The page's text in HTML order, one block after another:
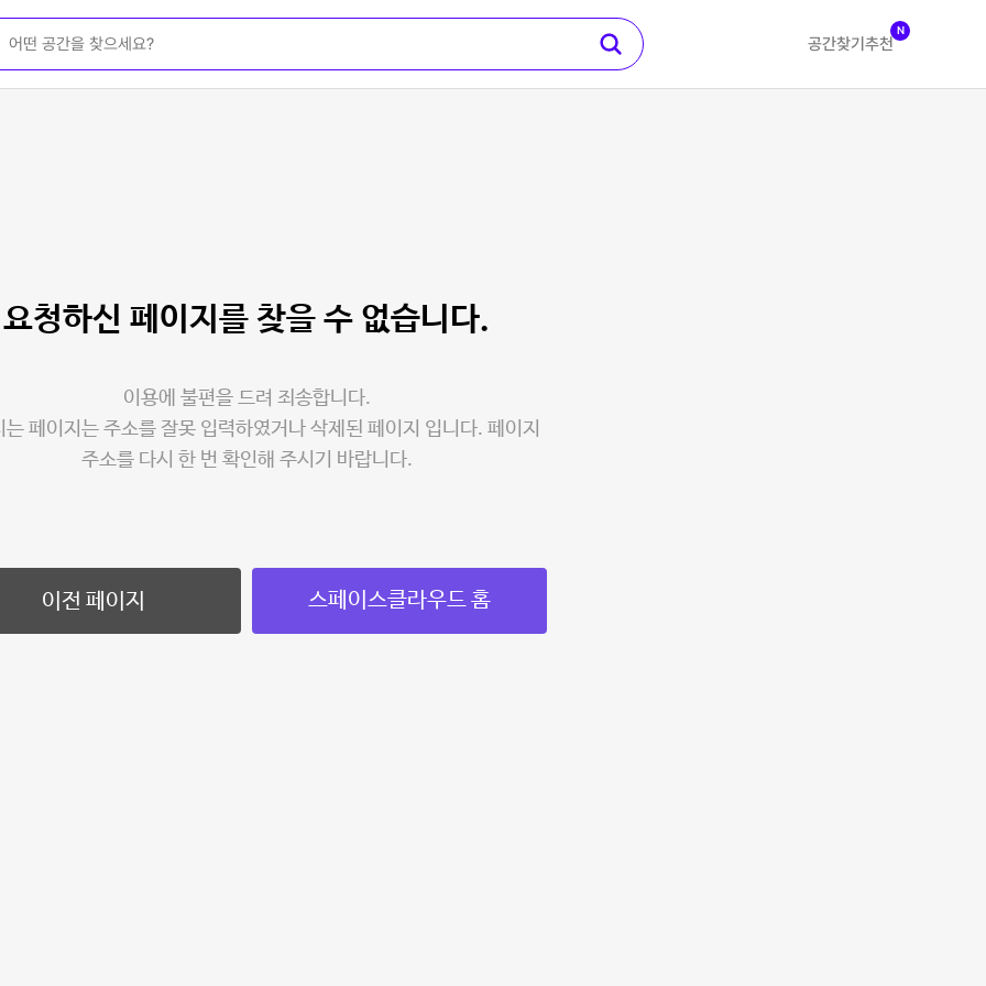
공간찾기 추천
N
요청하신 페이지를 찾을 수 없습니다.
이용에 불편을 드려 죄송합니다.
는 페이지는 주소를 잘못 입력하였거나 삭제된 페이지 입니다. 페이지
주소를 다시 한 번 확인해 주시기 바랍니다.
이전 페이지 스페이스클라우드 홈